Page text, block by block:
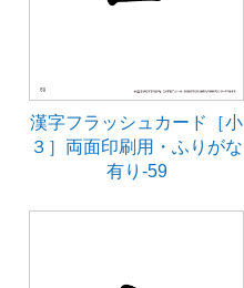
漢字フラッシュカード［小
３］両面印刷用・ふりがな
有り-59